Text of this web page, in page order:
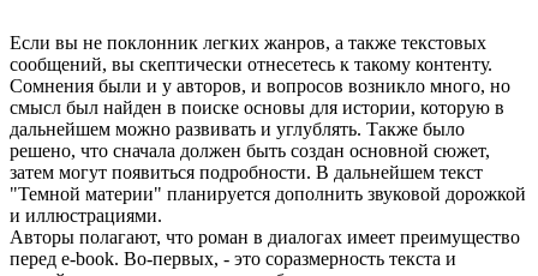
Если вы не поклонник легких жанров, а также текстовых
сообщений, вы скептически отнесетесь к такому контенту.
Сомнения были и у авторов, и вопросов возникло много, но
смысл был найден в поиске основы для истории, которую в
дальнейшем можно развивать и углублять. Также было
решено, что сначала должен быть создан основной сюжет,
затем могут появиться подробности. В дальнейшем текст
"Темной материи" планируется дополнить звуковой дорожкой
и иллюстрациями.
Авторы полагают, что роман в диалогах имеет преимущество
перед e-book. Во-первых, - это соразмерность текста и